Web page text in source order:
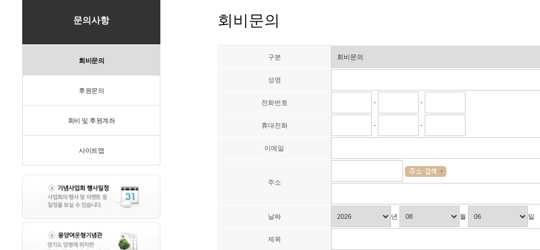
문의사항
회비문의
후원문의
회비 및 후원계좌
사이트맵
회비문의
구분
성명
전화번호 - -
휴대전화 - -
이메일
주소
날짜 년 월 일
제목